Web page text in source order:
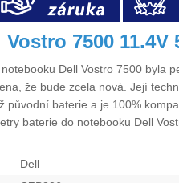
7500 11.4V
Dell Vostro 7500 byla
že bude zcela nová. Její
původní baterie a je 100%
baterie do notebooku Dell
Dell